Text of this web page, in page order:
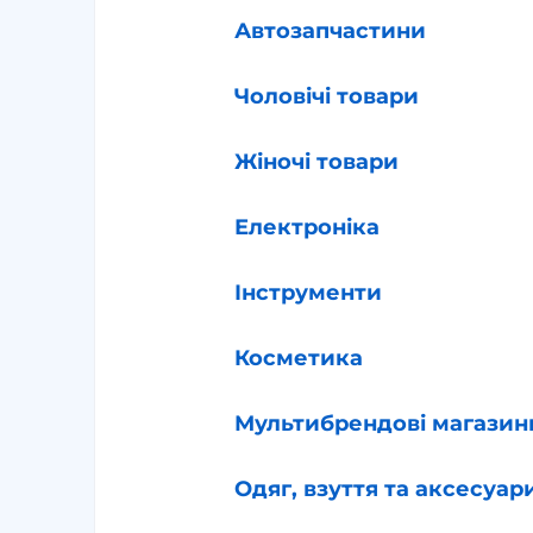
Автозапчастини
Чоловічі товари
Жіночі товари
Електроніка
Інструменти
Косметика
Мультибрендові
Одяг, взуття та